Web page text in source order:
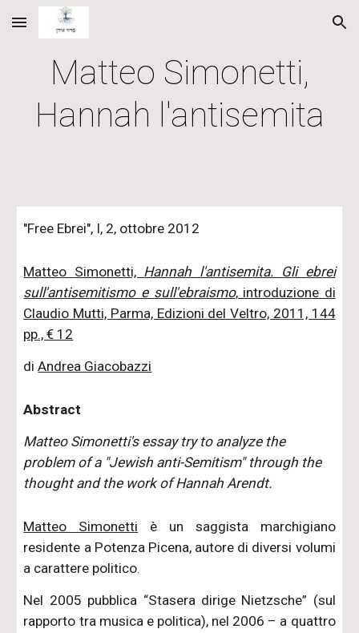
Skip to main content Skip to navigation
Matteo Simonetti,
Hannah l'antisemita
"Free Ebrei", I, 2, ottobre 2012
Matteo Simonetti, Hannah l'antisemita. Gli ebrei
sull'antisemitismo e sull'ebraismo, introduzione di
Claudio Mutti, Parma, Edizioni del Veltro, 2011, 144
pp., € 12
diAndrea Giacobazzi
Abstract
Matteo Simonetti's essay try to analyze the
problem of a "Jewish anti-Semitism" through the
thought and the work of Hannah Arendt.
Matteo Simonetti è un saggista marchigiano
residente a Potenza Picena, autore di diversi volumi
a carattere politico.
Nel 2005 pubblica “Stasera dirige Nietzsche” (sul
rapporto tra musica e politica), nel 2006 – a quattro